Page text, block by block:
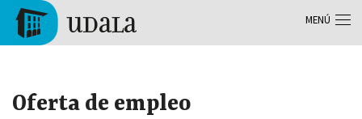
Pasar al contenido principal
Oferta de empleo
MENÚ